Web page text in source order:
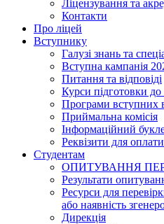
Ліцензування та
Контакти
Про ліцей
Вступнику
Галузі знань та
Вступна кампанія
Питання та відповіді
Курси підготовки
Програми вступних
Приймальна комісія
Інформаційний
Реквізити для
Студентам
ОПИТУВАННЯ
Результати
Ресурси для
або наявність
Дирекція